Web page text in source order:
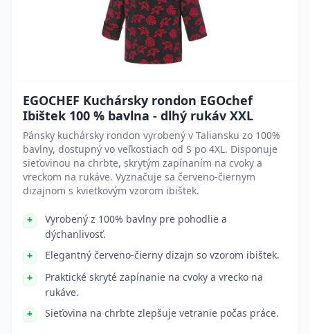
EGOCHEF Kuchársky rondon EGOchef
Ibištek 100 % bavlna - dlhý rukáv XXL
Pánsky kuchársky rondon vyrobený v Taliansku zo 100%
bavlny, dostupný vo veľkostiach od S po 4XL. Disponuje
sieťovinou na chrbte, skrytým zapínaním na cvoky a
vreckom na rukáve. Vyznačuje sa červeno-čiernym
dizajnom s kvietkovým vzorom ibištek.
Vyrobený z 100% bavlny pre pohodlie a
dýchanlivosť.
Elegantný červeno-čierny dizajn so vzorom ibištek.
Praktické skryté zapínanie na cvoky a vrecko na
rukáve.
Sieťovina na chrbte zlepšuje vetranie počas práce.